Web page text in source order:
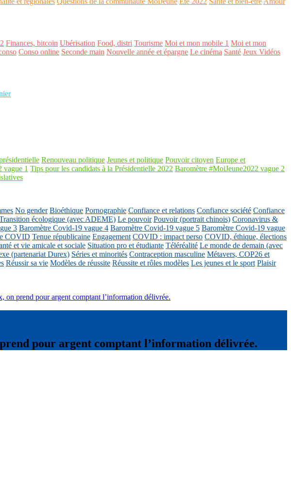
Finances, bitcoin Ubérisation Food, distri Tourisme Moi et mon mobile 1 Moi et mon
Conso online Seconde main Nouvelle année et épargne Le cinéma Santé Jeux Vidéos
Renouveau politique Jeunes et politique Pouvoir citoyen Europe et
vague 1 Tips pour les candidats à la Présidentielle 2022 Baromètre #MoiJeune2022 vague 2
No gender Bioéthique Pornographie Confiance et relations Confiance société Confiance
écologique (avec ADEME) Le pouvoir Pouvoir (portrait chinois) Coronavirus &
3 Baromètre Covid-19 vague 4 Baromètre Covid-19 vague 5 Baromètre Covid-19 vague
COVID Tenue républicaine Engagement COVID : impact perso COVID, éthique, élections
et vie amicale et sociale Situation pro et étudiante Téléréalité Le monde de demain (avec
(partenariat Durex) Séries et minorités Contraception masculine Métavers, COP26 et
Réussir sa vie Modèles de réussite Réussite et rôles modèles Les jeunes et le sport Plaisir
on prend pour argent comptant l’information délivrée.
pour argent comptant l’information délivrée.